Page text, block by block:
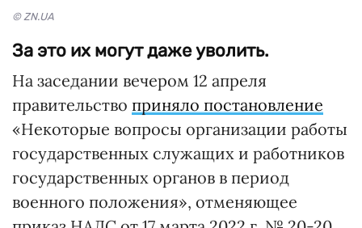
© ZN.UA
За это их могут даже уволить.
На заседании вечером 12 апреля
правительство приняло постановление
«Некоторые вопросы организации работы
государственных служащих и работников
государственных органов в период
военного положения», отменяющее